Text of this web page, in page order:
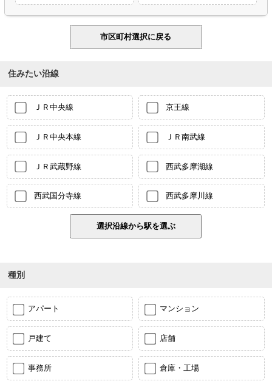
住みたい沿線
ＪＲ中央線 京王線
ＪＲ中央本線 ＪＲ南武線
ＪＲ武蔵野線 西武多摩湖線
西武国分寺線 西武多摩川線
種別
アパート マンション
戸建て 店舗
事務所 倉庫・工場